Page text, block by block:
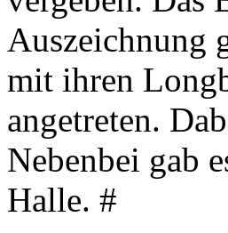
Auszeichnung
mit ihren
angetreten.
Nebenbei gab
Halle. #